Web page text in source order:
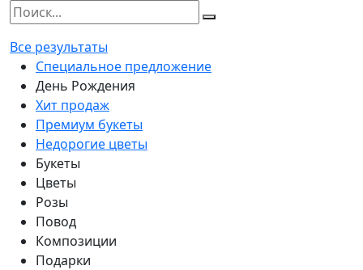
Все результаты
Специальное предложение
День Рождения
Хит продаж
Премиум букеты
Недорогие цветы
Букеты
Цветы
Розы
Повод
Композиции
Подарки